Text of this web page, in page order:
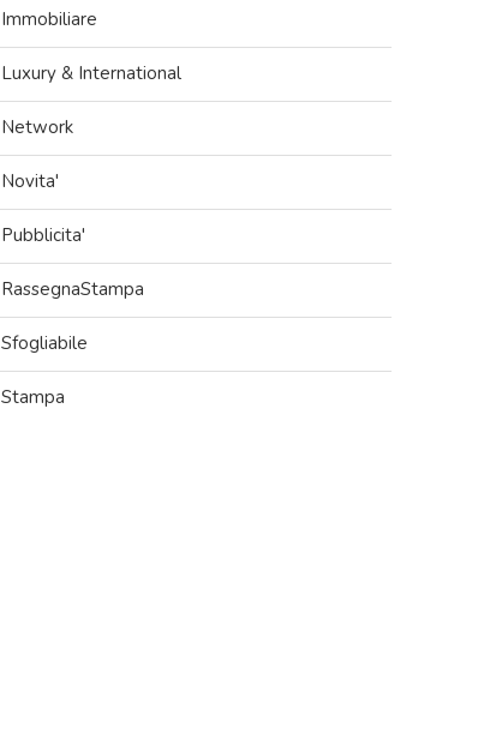
Immobiliare
Luxury & International
Network
Novita'
Pubblicita'
RassegnaStampa
Sfogliabile
Stampa